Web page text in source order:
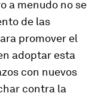
a menudo no se
de las
promover el
adoptar esta
con nuevos
contra la